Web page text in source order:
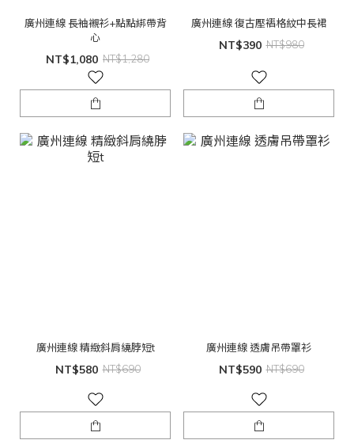
廣州連線 長袖襯衫+點點綁帶背
心
NT$1,080 NT$1,280
廣州連線 復古壓褶格紋中長裙
NT$390 NT$980
廣州連線 精緻斜肩繞脖短t
NT$580 NT$690
廣州連線 透膚吊帶罩衫
NT$590 NT$690